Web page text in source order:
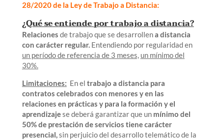
28/2020 de la Ley de Trabajo a Distancia:
¿Qué se entiende por trabajo a distancia?
Relaciones de trabajo que se desarrollena distancia
con carácter regular. Entendiendo por regularidad en
un período de referencia de 3 meses, un mínimo del
30%.
Limitaciones: En el trabajo a distancia para
contratos celebrados con menores y en las
relaciones en prácticas y para la formación y el
aprendizajese deberá garantizar que un mínimo del
50% de prestación de servicios tiene carácter
presencial,sin perjuicio del desarrollo telemático de la